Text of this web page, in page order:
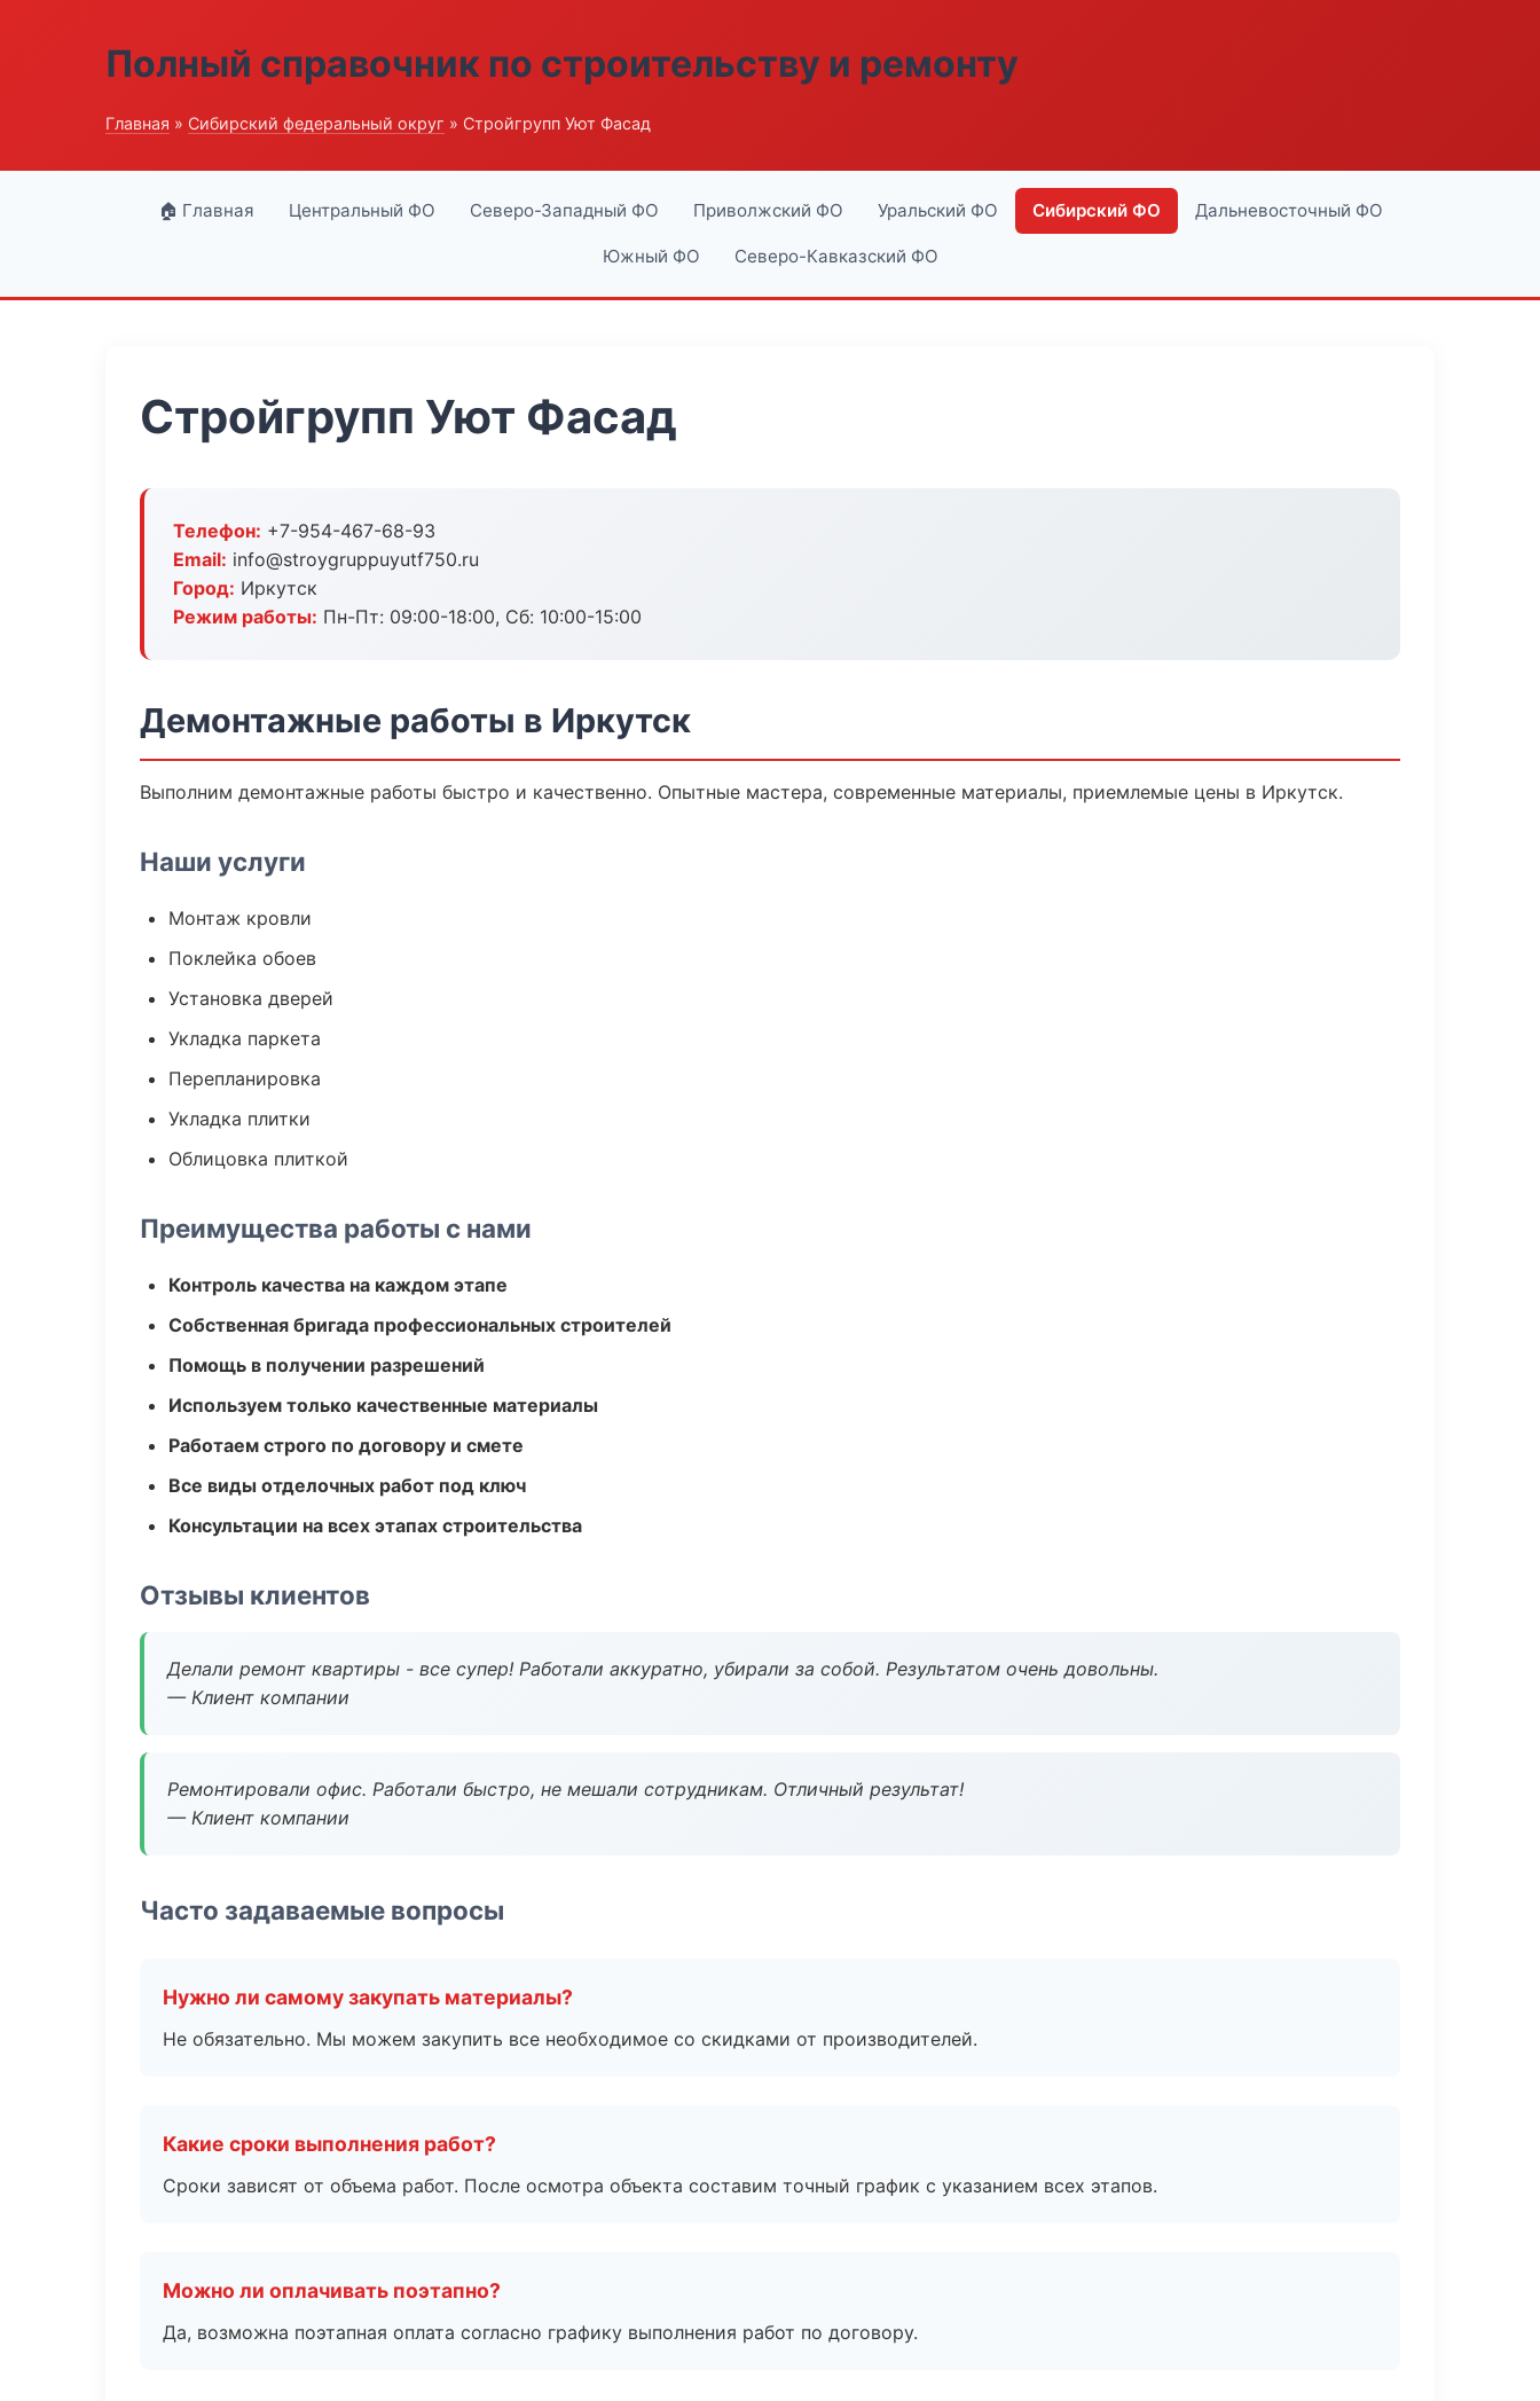
Полный справочник по строительству и ремонту
Главная » Сибирский федеральный округ » Стройгрупп Уют Фасад
🏠 Главная Центральный ФО Северо-Западный ФО Приволжский ФО Уральский ФО Сибирский ФО Дальневосточный ФО
Южный ФО Северо-Кавказский ФО
Стройгрупп Уют Фасад
Телефон: +7-954-467-68-93
Email: info@stroygruppuyutf750.ru
Город: Иркутск
Режим работы: Пн-Пт: 09:00-18:00, Сб: 10:00-15:00
Демонтажные работы в Иркутск
Выполним демонтажные работы быстро и качественно. Опытные мастера, современные материалы, приемлемые цены в Иркутск.
Наши услуги
Монтаж кровли
Поклейка обоев
Установка дверей
Укладка паркета
Перепланировка
Укладка плитки
Облицовка плиткой
Преимущества работы с нами
Контроль качества на каждом этапе
Собственная бригада профессиональных строителей
Помощь в получении разрешений
Используем только качественные материалы
Работаем строго по договору и смете
Все виды отделочных работ под ключ
Консультации на всех этапах строительства
Отзывы клиентов
Делали ремонт квартиры - все супер! Работали аккуратно, убирали за собой. Результатом очень довольны.
— Клиент компании
Ремонтировали офис. Работали быстро, не мешали сотрудникам. Отличный результат!
— Клиент компании
Часто задаваемые вопросы
Нужно ли самому закупать материалы?
Не обязательно. Мы можем закупить все необходимое со скидками от производителей.
Какие сроки выполнения работ?
Сроки зависят от объема работ. После осмотра объекта составим точный график с указанием всех этапов.
Можно ли оплачивать поэтапно?
Да, возможна поэтапная оплата согласно графику выполнения работ по договору.